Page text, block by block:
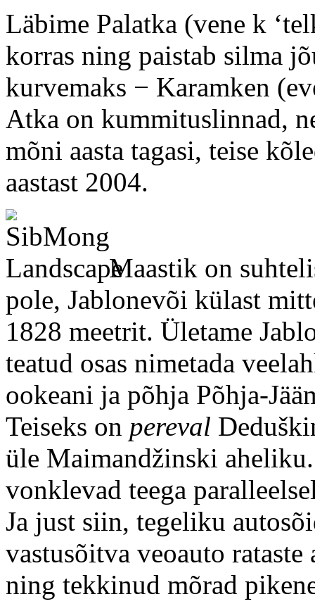
Läbime Palatka (vene k
korras ning paistab silma
kurvemaks − Karamken
Atka on kummituslinnad,
mõni aasta tagasi, teise
aastast 2004.
Maastik on
pole, Jablonevõi külast
1828 meetrit. Ületame
teatud osas nimetada
ookeani ja põhja Põhja-
Teiseks on pereval
üle Maimandžinski
vonklevad teega
Ja just siin, tegeliku
vastusõitva veoauto
ning tekkinud mõrad